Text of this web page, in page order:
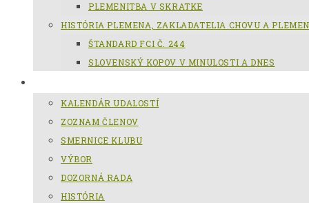
PLEMENITBA V SKRATKE
HISTÓRIA PLEMENA, ZAKLADATELIA CHOVU A
ŠTANDARD FCI Č. 244
SLOVENSKÝ KOPOV V MINULOSTI A DNES
KALENDÁR UDALOSTÍ
ZOZNAM ČLENOV
SMERNICE KLUBU
VÝBOR
DOZORNÁ RADA
HISTÓRIA